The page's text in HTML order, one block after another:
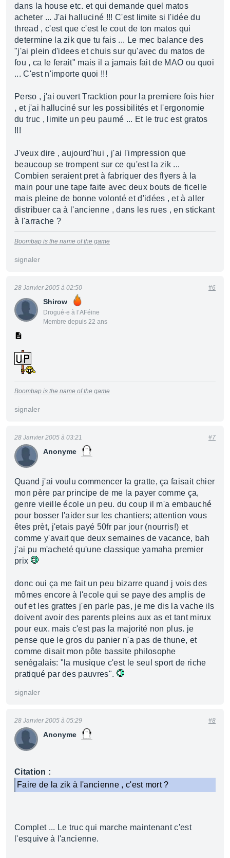
dans la house etc. et qui demande quel matos
acheter ... J'ai halluciné !!! C'est limite si l'idée du
thread , c'est que c'est le cout de ton matos qui
determine la zik que tu fais ... Le mec balance des
"j'ai plein d'idees et chuis sur qu'avec du matos de
fou , ca le ferait" mais il a jamais fait de MAO ou quoi
... C'est n'importe quoi !!!
Perso , j'ai ouvert Tracktion pour la premiere fois hier
, et j'ai halluciné sur les possibilités et l'ergonomie
du truc , limite un peu paumé ... Et le truc est gratos
!!!
J'veux dire , aujourd'hui , j'ai l'impression que
beaucoup se trompent sur ce qu'est la zik ...
Combien seraient pret à fabriquer des flyers à la
main pour une tape faite avec deux bouts de ficelle
mais pleine de bonne volonté et d'idées , et à aller
distribuer ca à l'ancienne , dans les rues , en stickant
à l'arrache ?
Boombap is the name of the game
signaler
Shirow
Drogué·e à l’AFéine
Membre depuis 22 ans
28 Janvier 2005 à 02:50 #6
Boombap is the name of the game
signaler
Anonyme
28 Janvier 2005 à 03:21 #7
Quand j'ai voulu commencer la gratte, ça faisait chier
mon père par principe de me la payer comme ça,
genre vieille école un peu. du coup il m'a embauché
pour bosser l'aider sur les chantiers; attention vous
êtes prèt, j'etais payé 50fr par jour (nourris!) et
comme y'avait que deux semaines de vacance, bah
j'ai pu m'acheté qu'une classique yamaha premier
prix
donc oui ça me fait un peu bizarre quand j vois des
mômes encore à l'ecole qui se paye des amplis de
ouf et les grattes j'en parle pas, je me dis la vache ils
doivent avoir des parents pleins aux as et tant mirux
pour eux. mais c'est pas la majorité non plus. je
pense que le gros du panier n'a pas de thune, et
comme disait mon pôte bassite philosophe
senégalais: "la musique c'est le seul sport de riche
pratiqué par des pauvres".
signaler
Anonyme
28 Janvier 2005 à 05:29 #8
Citation :
Faire de la zik à l'ancienne , c'est mort ?
Complet ... Le truc qui marche maintenant c'est
l'esquive à l'ancienne.